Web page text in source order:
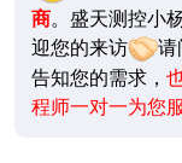
商。盛天测控小
迎您的来访
请
告知您的需求，
程师一对一为您